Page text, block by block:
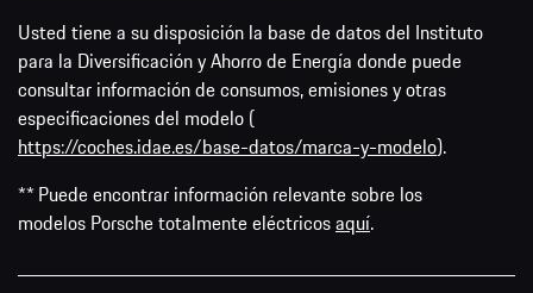
Usted tiene a su disposición la base de datos del Instituto
para la Diversificación y Ahorro de Energía donde puede
consultar información de consumos, emisiones y otras
especificaciones del modelo (
https://coches.idae.es/base-datos/marca-y-modelo).
** Puede encontrar información relevante sobre los
modelos Porsche totalmente eléctricosaquí.